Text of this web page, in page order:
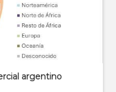
argentino